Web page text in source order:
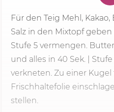
Für den Teig Mehl,
Salz in den Mixtopf geben
Stufe 5 vermengen.
und alles in 40 Sek. | Stufe
verkneten. Zu einer Kugel
Frischhaltefolie
stellen.